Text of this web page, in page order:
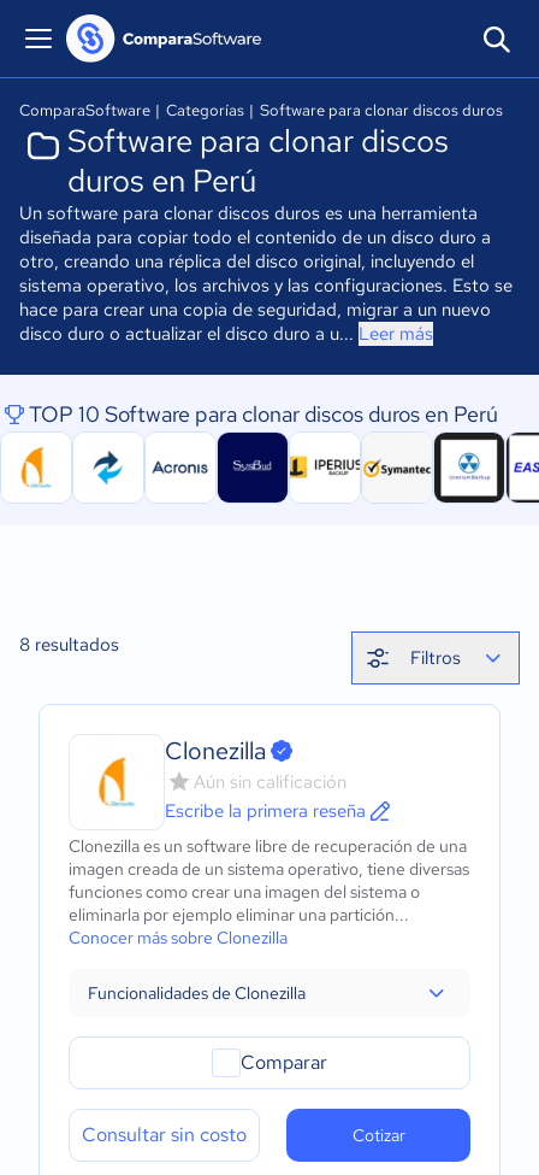
ComparaSoftware | Categorías | Software para clonar discos duros
Software para clonar discos
duros en Perú
Un software para clonar discos duros es una herramienta
diseñada para copiar todo el contenido de un disco duro a
otro, creando una réplica del disco original, incluyendo el
sistema operativo, los archivos y las configuraciones. Esto se
hace para crear una copia de seguridad, migrar a un nuevo
disco duro o actualizar el disco duro a u... Leer más
TOP 10 Software para clonar discos duros en Perú
8 resultados
Filtros
Clonezilla
Aún sin calificación
Escribe la primera reseña
Clonezilla es un software libre de recuperación de una
imagen creada de un sistema operativo, tiene diversas
funciones como crear una imagen del sistema o
eliminarla por ejemplo eliminar una partición...
Conocer más sobre Clonezilla
Funcionalidades de Clonezilla
Comparar
Consultar sin costo Cotizar